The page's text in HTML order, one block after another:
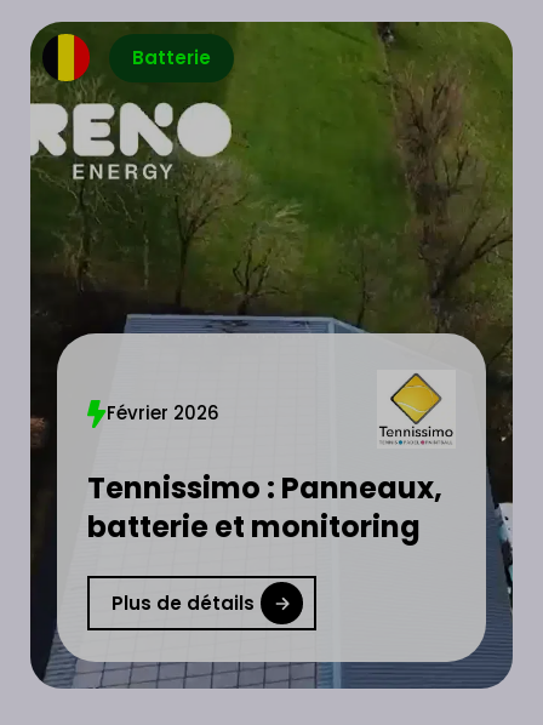
Batterie
Février 2026
Tennissimo : Panneaux,
batterie et monitoring
Plus de détails